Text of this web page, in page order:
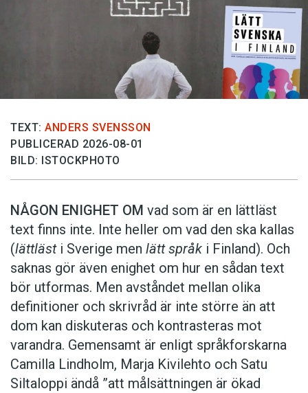
TEXT: ANDERS SVENSSON
PUBLICERAD 2026-08-01
BILD: ISTOCKPHOTO
NÅGON ENIGHET OM vad som är en lättläst
text finns inte. Inte heller om vad den ska kallas
(lättlästi Sverige men lätt språk i Finland). Och
saknas gör även enighet om hur en sådan text
bör utformas. Men avståndet mellan olika
definitioner och skrivråd är inte större än att
dom kan diskuteras och kontrasteras mot
varandra. Gemensamt är enligt språkforskarna
Camilla Lindholm, Marja Kivilehto och Satu
Siltaloppi ändå ”att målsättningen är ökad